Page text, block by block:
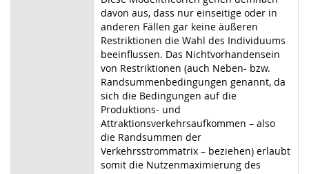
davon aus, dass nur einseitige oder in
anderen Fällen gar keine äußeren
Restriktionen die Wahl des Individuums
beeinflussen. Das Nichtvorhandensein
von Restriktionen (auch Neben- bzw.
Randsummenbedingungen genannt, da
sich die Bedingungen auf die
Produktions- und
Attraktionsverkehrsaufkommen – also
die Randsummen der
Verkehrsstrommatrix – beziehen) erlaubt
somit die Nutzenmaximierung des